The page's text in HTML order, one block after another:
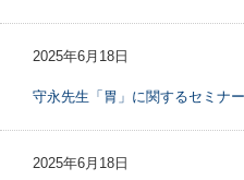
2025年6月18日
守永先生「胃」に関するセミナ
2025年6月18日